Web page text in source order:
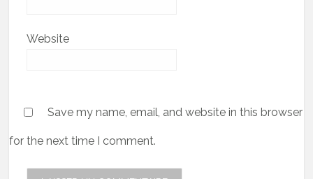
Website
Save my name, email, and website in this browser
for the next time I comment.